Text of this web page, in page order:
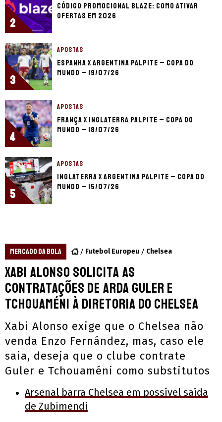
2
Código promocional Blaze: como ativar
ofertas em 2026
3
APOSTAS
Espanha x Argentina palpite – Copa do
Mundo – 19/07/26
4
APOSTAS
França x Inglaterra palpite – Copa do
Mundo – 18/07/26
5
APOSTAS
Inglaterra x Argentina palpite – Copa do
Mundo – 15/07/26
MERCADO DA BOLA Futebol Europeu Chelsea
Xabi Alonso solicita as
contratações de Arda Guler e
Tchouaméni à diretoria do Chelsea
Xabi Alonso exige que o Chelsea não
venda Enzo Fernández, mas, caso ele
saia, deseja que o clube contrate
Guler e Tchouaméni como substitutos
Arsenal barra Chelsea em possível saída
de Zubimendi